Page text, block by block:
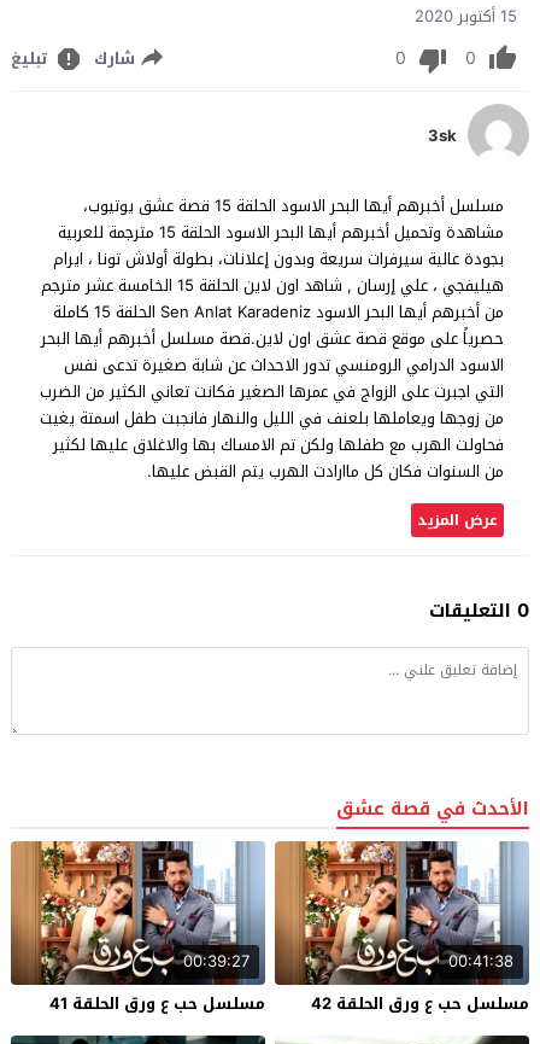
15 أكتوبر 2020
0
0 شارك تبليغ
3sk
مسلسل أخبرهم أيها البحر الاسود الحلقة 15 قصة عشق يوتيوب،
مشاهدة وتحميل أخبرهم أيها البحر الاسود الحلقة 15 مترجمة للعربية
بجودة عالية سيرفرات سريعة وبدون إعلانات، بطولة أولاش تونا ، ايرام
هيليفجي ، علي إرسان , شاهد اون لاين الحلقة 15 الخامسة عشر مترجم
من أخبرهم أيها البحر الاسود Sen Anlat Karadeniz الحلقة 15 كاملة
حصرياً على موقع قصة عشق اون لاين.قصة مسلسل أخبرهم أيها البحر
الاسود الدرامي الرومنسي تدور الاحداث عن شابة صغيرة تدعى نفس
التي اجبرت على الزواج في عمرها الصغير فكانت تعاني الكثير من الضرب
من زوجها ويعاملها بلعنف في الليل والنهار فانجبت طفل اسمتة يغيت
فحاولت الهرب مع طفلها ولكن تم الامساك بها والاغلاق عليها لكثير
من السنوات فكان كل ماارادت الهرب يتم القبض عليها.
عرض المزيد
0 التعليقات
الأحدث في قصة عشق
00:41:38
مسلسل حب ع ورق الحلقة 42
00:39:27
مسلسل حب ع ورق الحلقة 41